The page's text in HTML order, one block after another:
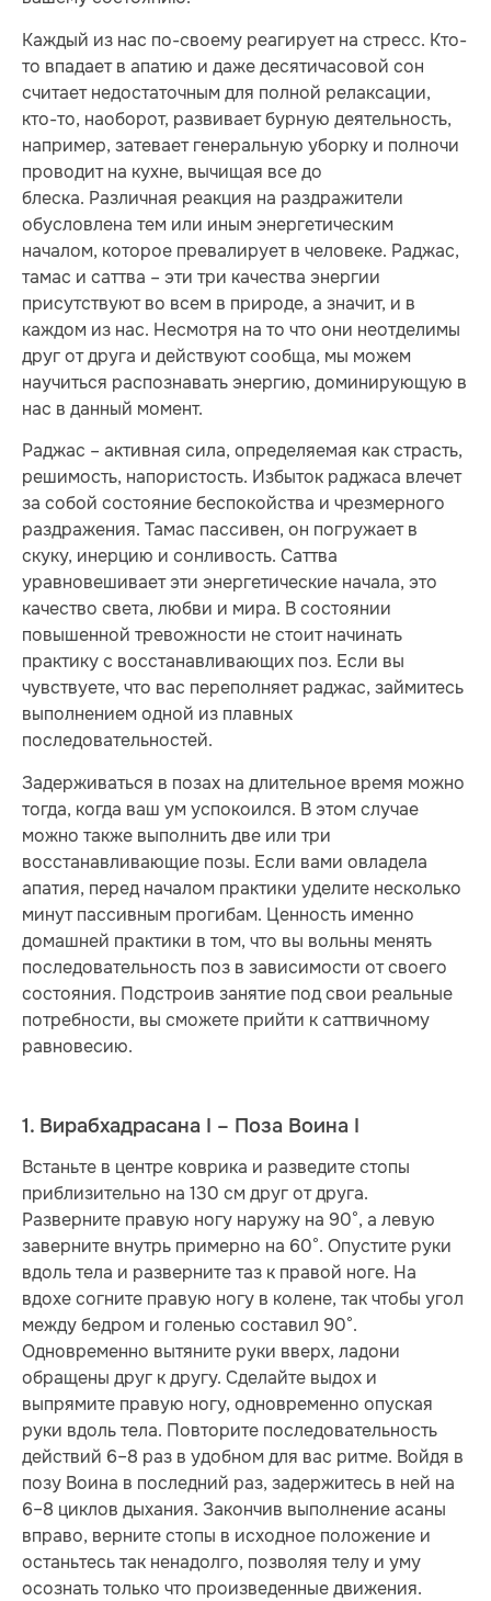
Каждый из нас по-своему реагирует на стресс. Кто-
то впадает в апатию и даже десятичасовой сон
считает недостаточным для полной релаксации,
кто-то, наоборот, развивает бурную деятельность,
например, затевает генеральную уборку и полночи
проводит на кухне, вычищая все до
блеска. Различная реакция на раздражители
обусловлена тем или иным энергетическим
началом, которое превалирует в человеке. Раджас,
тамас и саттва – эти три качества энергии
присутствуют во всем в природе, а значит, и в
каждом из нас. Несмотря на то что они неотделимы
друг от друга и действуют сообща, мы можем
научиться распознавать энергию, доминирующую в
нас в данный момент.
Раджас – активная сила, определяемая как страсть,
решимость, напористость. Избыток раджаса влечет
за собой состояние беспокойства и чрезмерного
раздражения. Тамас пассивен, он погружает в
скуку, инерцию и сонливость. Саттва
уравновешивает эти энергетические начала, это
качество света, любви и мира. В состоянии
повышенной тревожности не стоит начинать
практику с восстанавливающих поз. Если вы
чувствуете, что вас переполняет раджас, займитесь
выполнением одной из плавных
последовательностей.
Задерживаться в позах на длительное время можно
тогда, когда ваш ум успокоился. В этом случае
можно также выполнить две или три
восстанавливающие позы. Если вами овладела
апатия, перед началом практики уделите несколько
минут пассивным прогибам. Ценность именно
домашней практики в том, что вы вольны менять
последовательность поз в зависимости от своего
состояния. Подстроив занятие под свои реальные
потребности, вы сможете прийти к саттвичному
равновесию.
1. Вирабхадрасана I – Поза Воина I
Встаньте в центре коврика и разведите стопы
приблизительно на 130 см друг от друга.
Разверните правую ногу наружу на 90°, а левую
заверните внутрь примерно на 60°. Опустите руки
вдоль тела и разверните таз к правой ноге. На
вдохе согните правую ногу в колене, так чтобы угол
между бедром и голенью составил 90°.
Одновременно вытяните руки вверх, ладони
обращены друг к другу. Сделайте выдох и
выпрямите правую ногу, одновременно опуская
руки вдоль тела. Повторите последовательность
действий 6–8 раз в удобном для вас ритме. Войдя в
позу Воина в последний раз, задержитесь в ней на
6–8 циклов дыхания. Закончив выполнение асаны
вправо, верните стопы в исходное положение и
останьтесь так ненадолго, позволяя телу и уму
осознать только что произведенные движения.